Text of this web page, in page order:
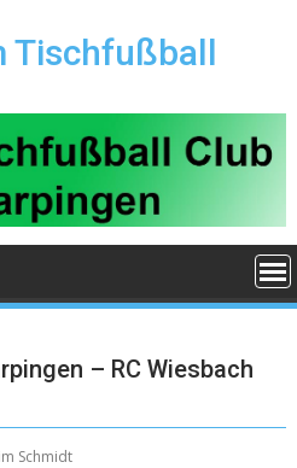
Tischfußball
– RC Wiesbach
Schmidt